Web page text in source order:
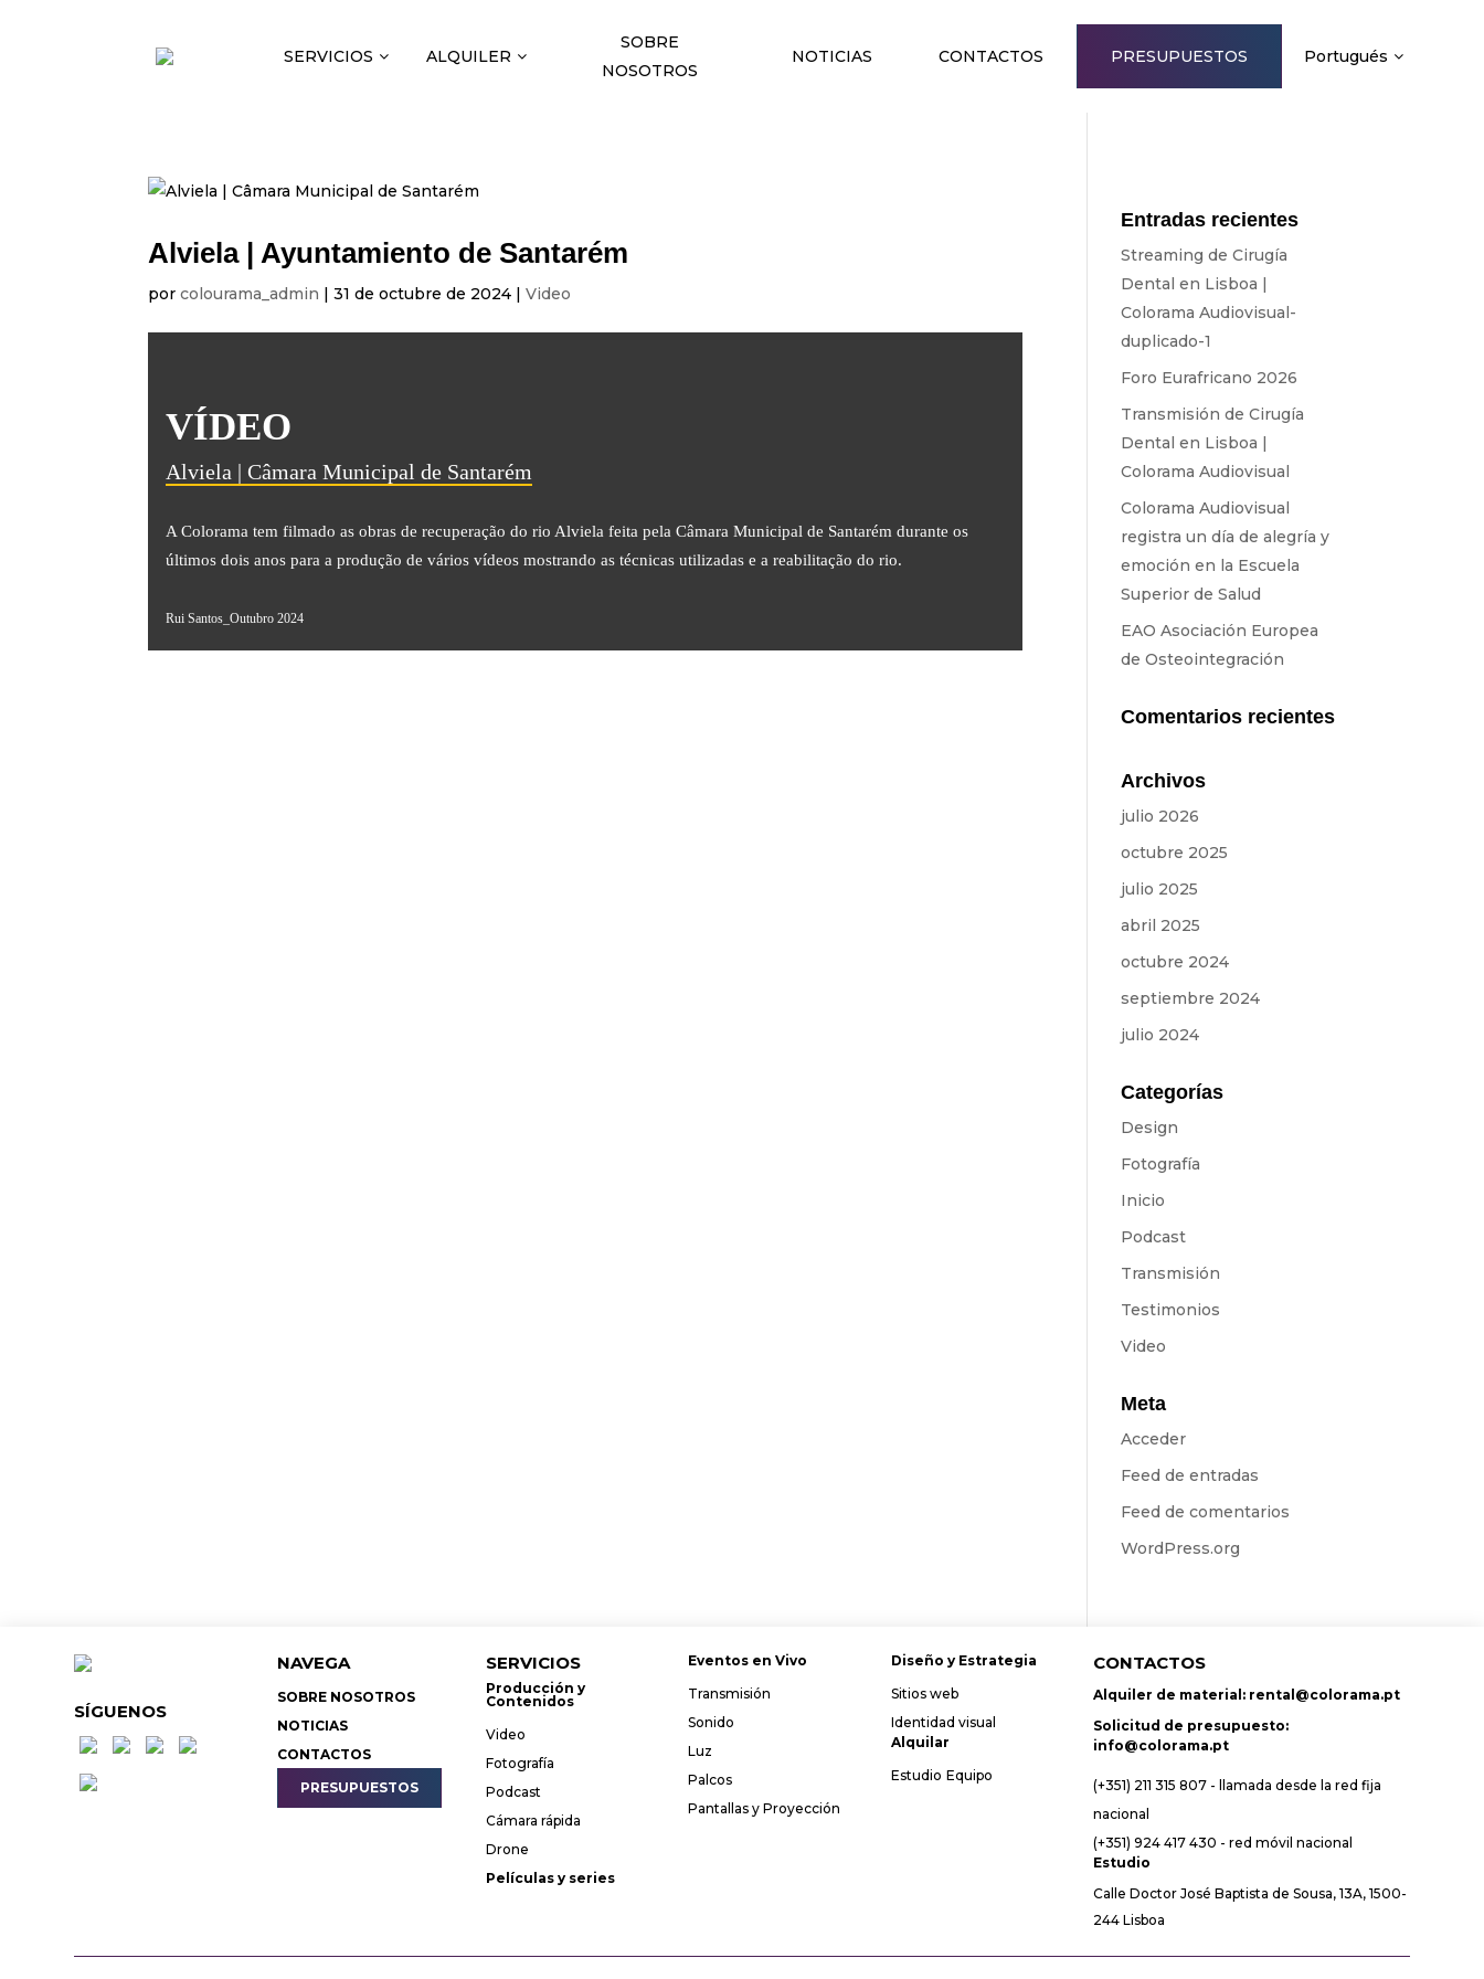
SERVICIOS ALQUILER
SOBRE
NOSOTROS
NOTICIAS CONTACTOS PRESUPUESTOS Portugués
Alviela | Ayuntamiento de Santarém
porcolourama_admin |31 de octubre de 2024 |Video
VÍDEO
Alviela | Câmara Municipal de Santarém
A Colorama tem filmado as obras de recuperação do rio Alviela feita pela Câmara Municipal de Santarém durante os
últimos dois anos para a produção de vários vídeos mostrando as técnicas utilizadas e a reabilitação do rio.
Rui Santos_Outubro 2024
Entradas recientes
Streaming de Cirugía
Dental en Lisboa |
Colorama Audiovisual-
duplicado-1
Foro Eurafricano 2026
Transmisión de Cirugía
Dental en Lisboa |
Colorama Audiovisual
Colorama Audiovisual
registra un día de alegría y
emoción en la Escuela
Superior de Salud
EAO Asociación Europea
de Osteointegración
Comentarios recientes
Archivos
julio 2026
octubre 2025
julio 2025
abril 2025
octubre 2024
septiembre 2024
julio 2024
Categorías
Design
Fotografía
Inicio
Podcast
Transmisión
Testimonios
Video
Meta
Acceder
Feed de entradas
Feed de comentarios
WordPress.org
SÍGUENOS
NAVEGA
SOBRE NOSOTROS
NOTICIAS
CONTACTOS
PRESUPUESTOS
SERVICIOS
Producción y
Contenidos
Video
Fotografía
Podcast
Cámara rápida
Drone
Películas y series
Eventos en Vivo
Transmisión
Sonido
Luz
Palcos
Pantallas y Proyección
Diseño y Estrategia
Sitios web
Identidad visual
Alquilar
Estudio Equipo
CONTACTOS
Alquiler de material: rental@colorama.pt
Solicitud de presupuesto:
info@colorama.pt
(+351) 211 315 807 - llamada desde la red fija
nacional
(+351) 924 417 430 - red móvil nacional
Estudio
Calle Doctor José Baptista de Sousa, 13A, 1500-
244 Lisboa